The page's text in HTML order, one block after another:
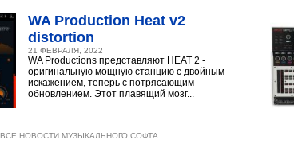
WA Production Heat v2
distortion
21 ФЕВРАЛЯ, 2022
WA Productions представляют HEAT 2 -
оригинальную мощную станцию с двойным
искажением, теперь с потрясающим
обновлением. Этот плавящий мозг...
ВСЕ НОВОСТИ МУЗЫКАЛЬНОГО СОФТА